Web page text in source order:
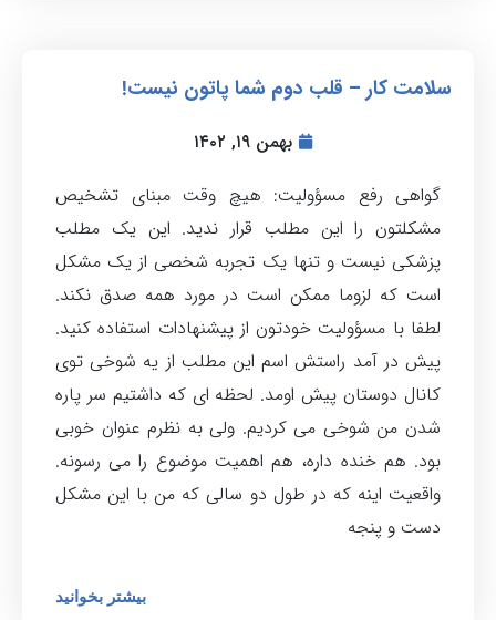
سلامت کار – قلب دوم شما پاتون نیست!
بهمن ۱۹, ۱۴۰۲
گواهی رفع مسؤولیت: هیچ وقت مبنای تشخیص
مشکلتون را این مطلب قرار ندید. این یک مطلب
پزشکی نیست و تنها یک تجربه شخصی از یک مشکل
است که لزوما ممکن است در مورد همه صدق نکند.
لطفا با مسؤولیت خودتون از پیشنهادات استفاده کنید.
پیش در آمد راستش اسم این مطلب از یه شوخی توی
کانال دوستان پیش اومد. لحظه ای که داشتیم سر پاره
شدن من شوخی می کردیم. ولی به نظرم عنوان خوبی
بود. هم خنده داره، هم اهمیت موضوع را می رسونه.
واقعیت اینه که در طول دو سالی که من با این مشکل
دست و پنجه
بیشتر بخوانید